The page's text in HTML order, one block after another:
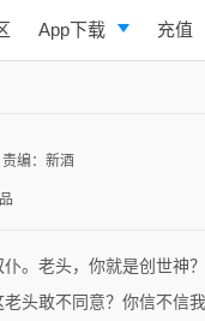
App下载 充值
责编：新酒
。老头，你就是创世神
头敢不同意？你信不信我